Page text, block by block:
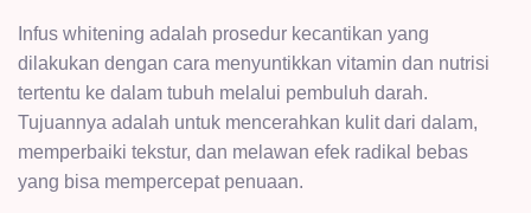
Infus whitening adalah prosedur kecantikan yang
dilakukan dengan cara menyuntikkan vitamin dan nutrisi
tertentu ke dalam tubuh melalui pembuluh darah.
Tujuannya adalah untuk mencerahkan kulit dari dalam,
memperbaiki tekstur, dan melawan efek radikal bebas
yang bisa mempercepat penuaan.